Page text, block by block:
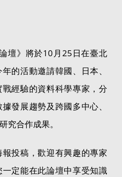
壇》將於10月25日在臺北
的活動邀請韓國、日本、
經驗的資料科學專家，分
發展趨勢及跨國多中心、
究合作成果。
投稿，歡迎有興趣的專家
定能在此論壇中享受知識